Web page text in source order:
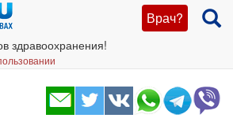
Врач?
здравоохранения!